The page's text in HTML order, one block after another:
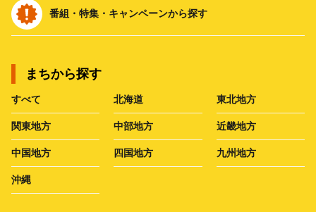
番組・特集・キャンペーンから探す
まちから探す
すべて 北海道 東北地方
関東地方 中部地方 近畿地方
中国地方 四国地方 九州地方
沖縄